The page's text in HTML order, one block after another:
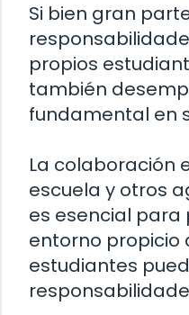
Si bien gran
propios
también
fundamental en
La colaboración
escuela y otros
es esencial para
entorno propicio
estudiantes